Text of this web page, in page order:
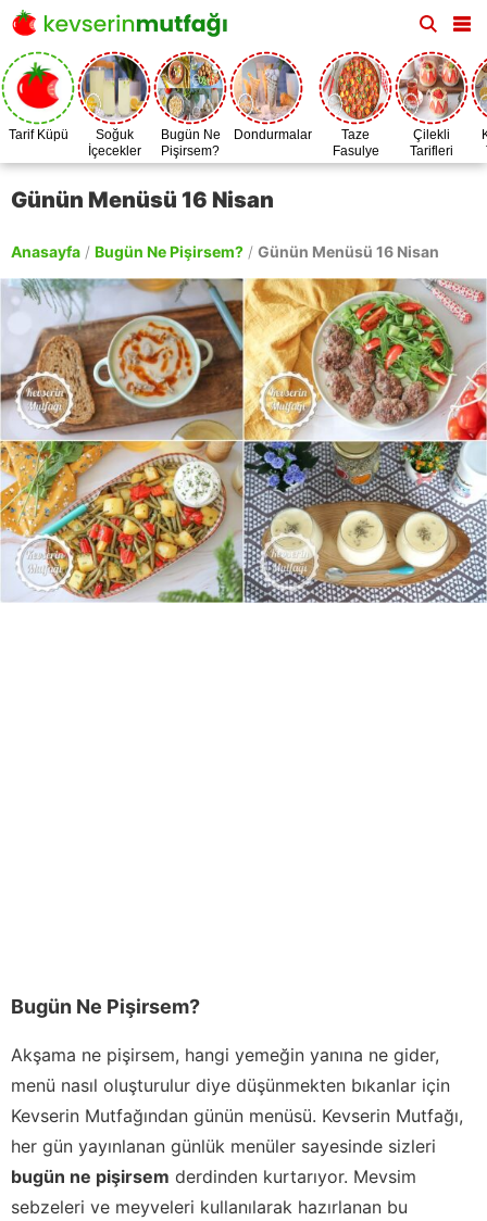
Tarif Küpü
Soğuk
İçecekler
Bugün Ne
Pişirsem?
Dondurmalar
Taze
Fasulye
Zamanı
Çilekli
Tarifleri
Günün Menüsü 16 Nisan
Anasayfa / Bugün Ne Pişirsem? / Günün Menüsü 16 Nisan
Bugün Ne Pişirsem?
Akşama ne pişirsem, hangi yemeğin yanına ne gider,
menü nasıl oluşturulur diye düşünmekten bıkanlar için
Kevserin Mutfağından günün menüsü. Kevserin Mutfağı,
her gün yayınlanan günlük menüler sayesinde sizleri
bugün ne pişirsem derdinden kurtarıyor. Mevsim
sebzeleri ve meyveleri kullanılarak hazırlanan bu